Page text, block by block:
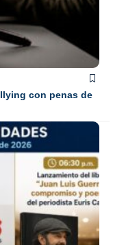
con penas de